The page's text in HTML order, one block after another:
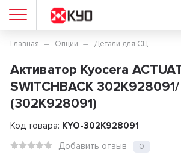
Главная Опции Детали для СЦ
Активатор Kyocera
SWITCHBACK
(302K928091)
Код товара: KYO-302K928091
Добавить отзыв
0